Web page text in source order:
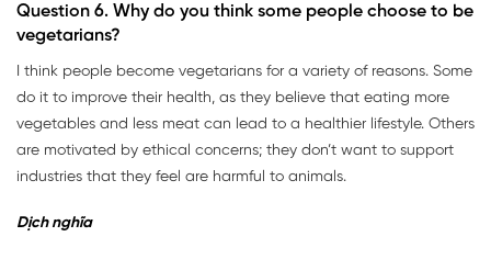
Question 6. Why do you think some people choose to be
vegetarians?
I think people become vegetarians for a variety of reasons. Some
do it to improve their health, as they believe that eating more
vegetables and less meat can lead to a healthier lifestyle. Others
are motivated by ethical concerns; they don’t want to support
industries that they feel are harmful to animals.
Dịch nghĩa